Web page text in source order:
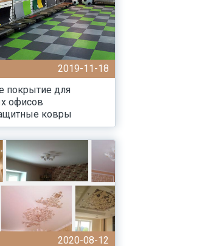
2019-11-18
покрытие для
офисов
ковры
2020-08-12